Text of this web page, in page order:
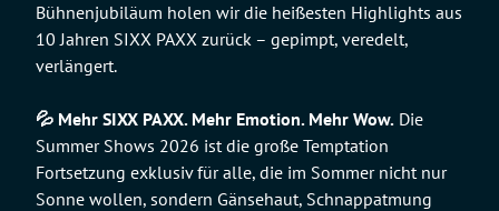
Bühnenjubiläum holen wir die heißesten Highlights aus
10 Jahren SIXX PAXX zurück – gepimpt, veredelt,
verlängert.
💦 Mehr SIXX PAXX. Mehr Emotion. Mehr Wow. Die
Summer Shows 2026 ist die große Temptation
Fortsetzung exklusiv für alle, die im Sommer nicht nur
Sonne wollen, sondern Gänsehaut, Schnappatmung